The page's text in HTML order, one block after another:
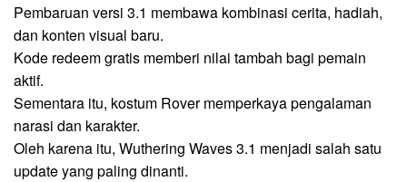
Pembaruan versi 3.1 membawa kombinasi cerita, hadiah,
dan konten visual baru.
Kode redeem gratis memberi nilai tambah bagi pemain
aktif.
Sementara itu, kostum Rover memperkaya pengalaman
narasi dan karakter.
Oleh karena itu, Wuthering Waves 3.1 menjadi salah satu
update yang paling dinanti.